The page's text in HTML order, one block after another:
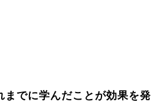
までに学んだことが効果を発